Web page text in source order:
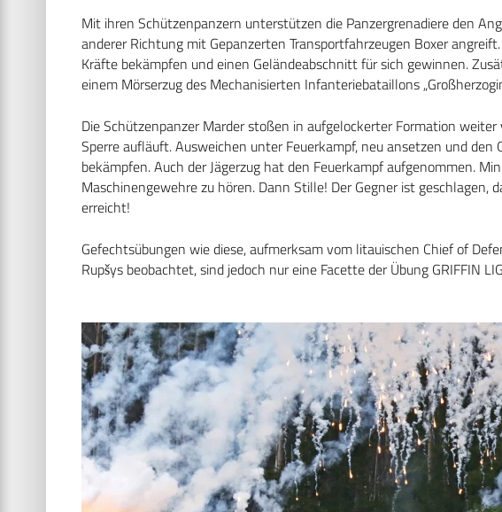
Mit ihren Schützenpanzern unterstützen die Panzergrenadiere den
anderer Richtung mit Gepanzerten Transportfahrzeugen Boxer
Kräfte bekämpfen und einen Geländeabschnitt für sich gewinnen.
einem Mörserzug des Mechanisierten Infanteriebataillons
Die Schützenpanzer Marder stoßen in aufgelockerter Formation weiter
Sperre aufläuft. Ausweichen unter Feuerkampf, neu ansetzen und den
bekämpfen. Auch der Jägerzug hat den Feuerkampf aufgenommen.
Maschinengewehre zu hören. Dann Stille! Der Gegner ist geschlagen,
erreicht!
Gefechtsübungen wie diese, aufmerksam vom litauischen Chief of
Rupšys beobachtet, sind jedoch nur eine Facette der Übung GRIFFIN